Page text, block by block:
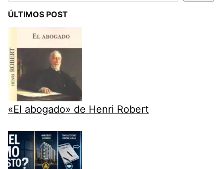
ÚLTIMOS POST
«El abogado» de Henri Robert